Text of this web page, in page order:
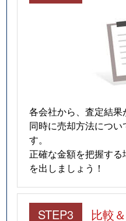
各会社から、査定結果
同時に売却方法につい
す。
正確な金額を把握す
を出しましょう！
STEP3 比較